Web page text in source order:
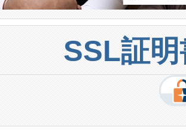
SSL証